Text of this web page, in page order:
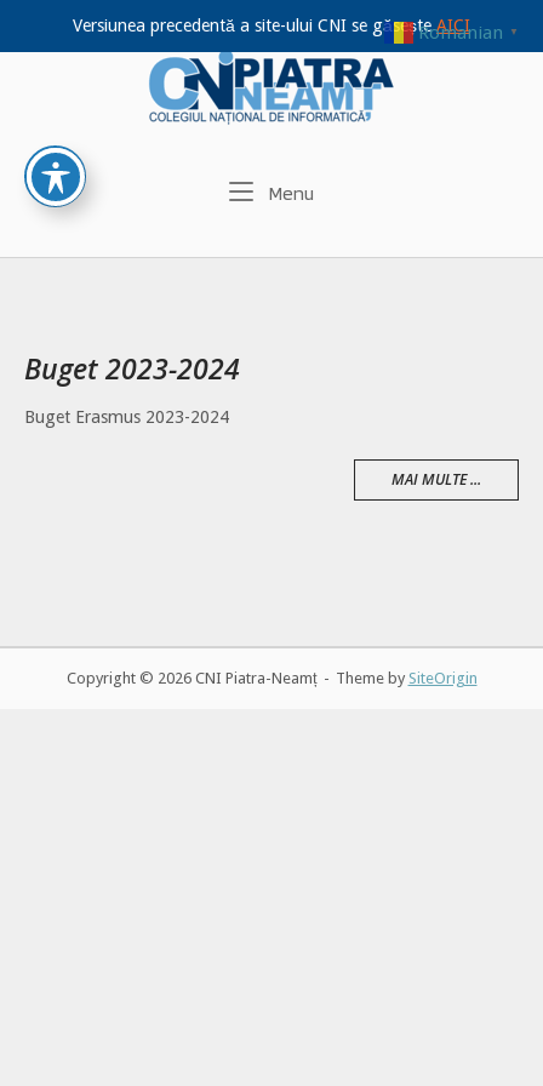
Versiunea precedentă a site-ului CNI se găseșteAICI
Home
Menu
Buget 2023-2024
Buget Erasmus 2023-2024
MAI MULTE ...
Copyright © 2026 CNI Piatra-Neamț Theme by SiteOrigin
Romanian ▼